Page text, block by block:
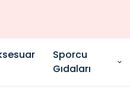
Sporcu
Gıdaları